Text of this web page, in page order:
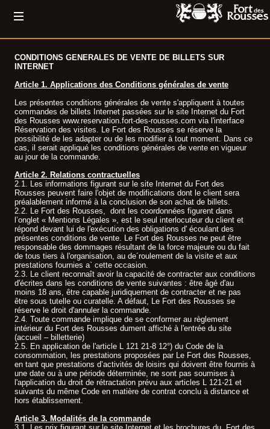
CONDITIONS GENERALES DE VENTE DE BILLETS SUR
INTERNET
Article 1. Applications des Conditions générales de vente
Les présentes conditions générales de vente s'appliquent à toutes
commandes de billets Internet passées sur le site Internet du Fort
des Rousses www.reservation.fort-des-rousses.com via l'interface
Réservation des visites. Le Fort des Rousses se réserve la
possibilité de les adapter ou de les modifier à tout moment. Dans ce
cas, il serait appliqué les conditions générales de vente en vigueur
au jour de la commande.
Article 2. Relations contractuelles
2.1. Les informations figurant sur le site Internet du Fort des
Rousses peuvent faire l'objet de modifications dont le client sera
préalablement informé à la conclusion de son achat de billets.
2.2. Le Fort des Rousses, dont les coordonnées figurent dans
l’onglet « Mentions Légales », est le seul interlocuteur du client et
répond devant lui de l'exécution des obligations d' écoulant des
présentes conditions de vente. Le Fort des Rousses ne peut être
responsable des dommages résultant de la force majeure ou du fait
de tous tiers à l'organisation, au de´roulement de la visite et aux
prestations fournies a` cette occasion.
2.3. Le client reconnaît avoir la capacité de contracter aux conditions
d'écrites dans les conditions de vente suivantes : être âgé d'au
moins 18 ans, être capable juridiquement de contracter et ne pas
être sous tutelle ou curatelle. A défaut, Le Fort des Rousses se
réserve le droit d'annuler la commande.
2.4. Toute commande implique de se conformer au règlement
intérieur du Fort des Rousses dument affiché à l'entrée du site
(accueil – billetterie)
2.5. En application de l'article L 121 21-8 12°) du Code de la
consommation, les prestations proposées par Le Fort des Rousses,
en tant que prestations d’activités de loisirs qui doivent être fournis à
une date ou à une période déterminée, ne sont pas soumises à
l'application du droit de rétractation prévu aux articles L 121-21 et
suivants du même Code en matière de contrat conclu à distance et
hors établissement.
Article 3. Modalités de la commande